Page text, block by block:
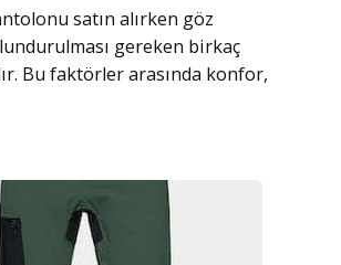
satın alırken göz
gereken birkaç
Bu faktörler arasında konfor,